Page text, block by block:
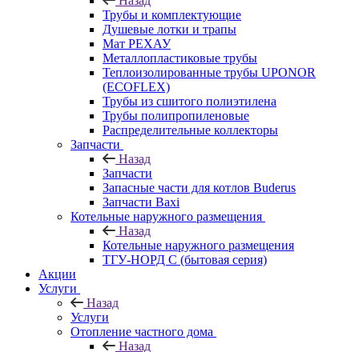
Трубы и комплектующие
Душевые лотки и трапы
Мат РЕХАУ
Металлопластиковые трубы
Теплоизолированные трубы UPONOR
(ECOFLEX)
Трубы из сшитого полиэтилена
Трубы полипропиленовые
Распределительные коллекторы
Запчасти
Назад
Запчасти
Запасные части для котлов Buderus
Запчасти Baxi
Котельные наружного размещения
Назад
Котельные наружного размещения
ТГУ-НОРД С (бытовая серия)
Акции
Услуги
Назад
Услуги
Отопление частного дома
Назад